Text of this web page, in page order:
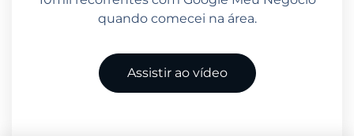
quando comecei na área.
Assistir ao vídeo